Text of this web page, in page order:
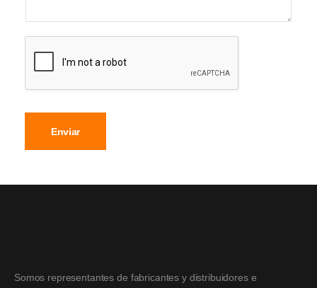
Enviar
Somos representantes de fabricantes y distribuidores e